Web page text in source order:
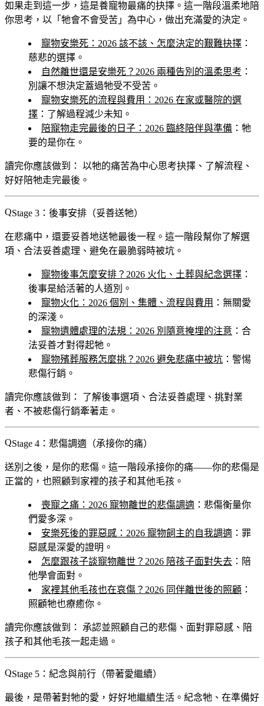
如果走到這一步，這是養寵物最痛的抉擇。這一階段溫柔地陪
你思考，以「牠會不會受苦」為中心，做出充滿愛的決定。
寵物安樂死：2026 該不該、怎麼決定的艱難抉擇 ：
慈悲的選擇。
自然離世還是安樂死？2026 兩種告別的溫柔思考 ：
別讓不想決定蓋過牠受不受苦。
寵物安樂死的流程與費用：2026 在家或醫院的選
擇 ：了解過程減少未知。
陪寵物走完最後的日子：2026 臨終陪伴與準備 ：牠
要的是你在。
讀完你應該做到： 以牠的痛苦為中心思考抉擇、了解流程、
好好陪牠走完最後。
Stage 3：後事安排（妥善送牠）
在悲痛中，還要妥善地送牠最後一程。這一階段幫你了解選
項、合法妥善處理、避免在最脆弱時被坑。
寵物後事怎麼安排？2026 火化、土葬與紀念選擇 ：
後事是給活著的人道別。
寵物火化：2026 個別、集體、流程與費用 ：無關愛
的深淺。
寵物遺體處理的法規：2026 別隨意掩埋的注意 ：合
法妥善才對得起牠。
寵物殯葬服務怎麼挑？2026 避免悲痛中被坑 ：警惕
悲傷行銷。
讀完你應該做到：
了解後事選項、合法妥善處理、挑對業
者、不被悲傷行銷牽著走。
Stage 4：悲傷調適（承接你的痛）
送別之後，是你的悲傷。這一階段承接你的痛——你的悲傷是
正當的，也照顧到家裡的孩子和其他毛孩。
喪寵之痛：2026 寵物離世的悲傷調適 ：悲傷衡量你
們愛多深。
安樂死後的罪惡感：2026 寵物飼主的自我調適 ：罪
惡感是深愛的證明。
怎麼跟孩子談寵物離世？2026 陪孩子面對失去 ：陪
他學會面對。
家裡其他毛孩也在哀傷？2026 同伴離世後的照顧 ：
照顧牠也療癒你。
讀完你應該做到：
承認並照顧自己的悲傷、面對罪惡感、陪
孩子和其他毛孩一起走過。
Stage 5：紀念與前行（帶著愛繼續）
最後，是帶著對牠的愛，好好地繼續生活。紀念牠、在準備好